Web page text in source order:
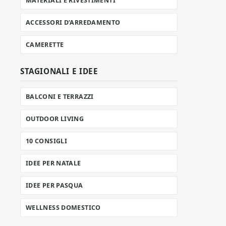
ACCESSORI D’ARREDAMENTO
CAMERETTE
STAGIONALI E IDEE
BALCONI E TERRAZZI
OUTDOOR LIVING
10 CONSIGLI
IDEE PER NATALE
IDEE PER PASQUA
WELLNESS DOMESTICO